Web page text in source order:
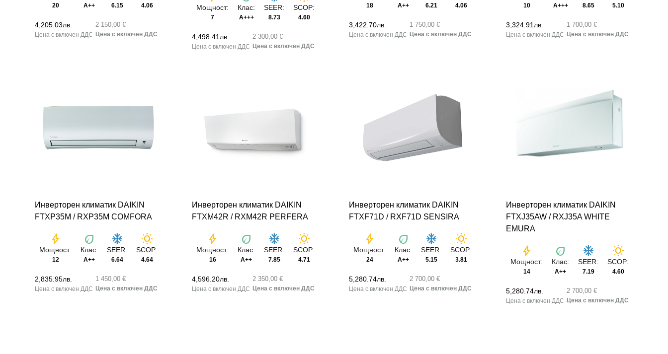
20 A++ 6.15 4.06
4,205.03лв. 2 150,00 €
Мощност:
7
Клас:
A+++
SEER:
8.73
SCOP:
4.60
4,498.41 лв. 2 300,00 €
18 A++ 6.21 4.06
3,422.70лв. 1 750,00 €
10 A+++ 8.65 5.10
3,324.91 лв. 1 700,00 €
Инверторен климатик DAIKIN
FTXP35M / RXP35M COMFORA
bolt
Мощност:
12
eco
Клас:
A++
ac_unit
SEER:
6.64
wb_sunny
SCOP:
4.64
2,835.95лв. 1 450,00 €
Инверторен климатик DAIKIN
FTXM42R / RXM42R PERFERA
bolt
Мощност:
16
eco
Клас:
A++
ac_unit
SEER:
7.85
wb_sunny
SCOP:
4.71
4,596.20лв. 2 350,00 €
Инверторен климатик DAIKIN
FTXF71D / RXF71D SENSIRA
bolt
Мощност:
24
eco
Клас:
A++
ac_unit
SEER:
5.15
wb_sunny
SCOP:
3.81
5,280.74лв. 2 700,00 €
Инверторен климатик DAIKIN
FTXJ35AW / RXJ35A WHITE
EMURA
bolt
Мощност:
14
eco
Клас:
A++
ac_unit
SEER:
7.19
wb_sunny
SCOP:
4.60
5,280.74лв. 2 700,00 €